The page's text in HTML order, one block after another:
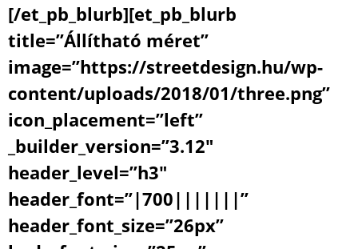
[/et_pb_blurb][et_pb_blurb
title=”Állítható méret”
image=”https://streetdesign.hu/wp-
content/uploads/2018/01/three.png”
icon_placement=”left”
_builder_version=”3.12″
header_level=”h3″
header_font=”|700|||||||”
header_font_size=”26px”